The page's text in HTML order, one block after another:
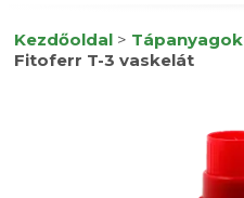
Kezdőoldal > Tápanyagok
Fitoferr T-3 vaskelát